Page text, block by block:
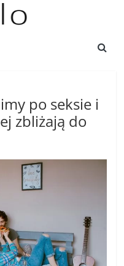
po seksie i
zbliżają do